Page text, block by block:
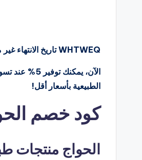
WHTWEQ تاريخ الانتهاء
الطبيعية بأسعار أقل!
كود خصم
الحواج منتجات